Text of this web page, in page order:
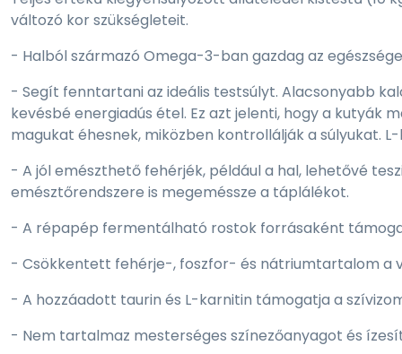
változó kor szükségleteit.
- Halból származó Omega-3-ban gazdag az
- Segít fenntartani az ideális testsúlyt. Alacsonyabb
kevésbé energiadús étel. Ez azt jelenti, hogy a kutyák
magukat éhesnek, miközben kontrollálják a súlyukat.
- A jól emészthető fehérjék, például a hal, lehetővé
emésztőrendszere is megeméssze a táplálékot.
- A répapép fermentálható rostok forrásaként
- Csökkentett fehérje-, foszfor- és nátriumtartalom a
- A hozzáadott taurin és L-karnitin támogatja a
- Nem tartalmaz mesterséges színezőanyagot és